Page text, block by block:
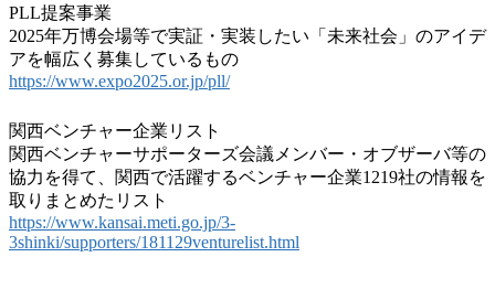
PLL提案事業
2025年万博会場等で実証・実装したい「未来社会」のアイデ
アを幅広く募集しているもの
https://www.expo2025.or.jp/pll/
関西ベンチャー企業リスト
関西ベンチャーサポーターズ会議メンバー・オブザーバ等の
協力を得て、関西で活躍するベンチャー企業1219社の情報を
取りまとめたリスト
https://www.kansai.meti.go.jp/3-
3shinki/supporters/181129venturelist.html